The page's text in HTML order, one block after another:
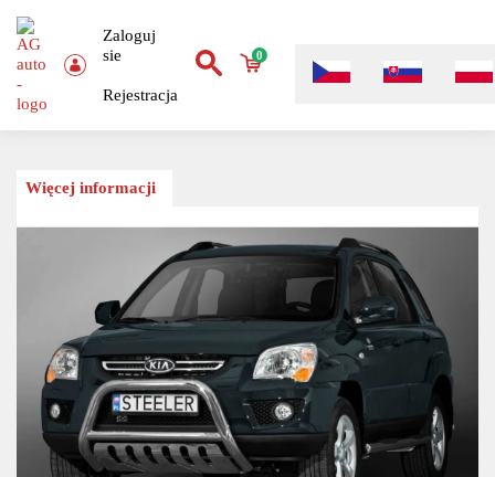
Zaloguj
sie
Rejestracja
0
Więcej informacji